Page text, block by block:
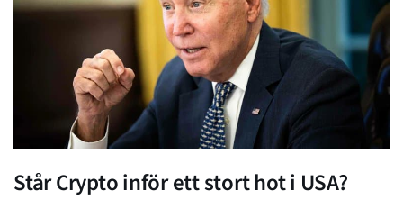
Står Crypto inför ett stort hot i USA?